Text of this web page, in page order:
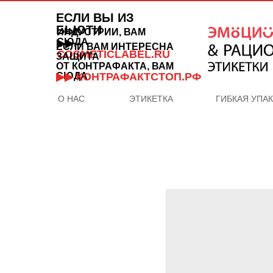
О НАС ЭТИКЕТКА ГИБКАЯ
ИНДУСТРИИ, ВАМ
СЮДА
ЕСЛИ ВЫ ИЗ
БЬЮТИ
▶▶
COSMETICLABEL.RU
ЕСЛИ ВАМ ИНТЕРЕСНА
ЗАЩИТА
ОТ КОНТРАФАКТА, ВАМ
СЮДА
▶▶ КОНТРАФАКТСТОП.РФ